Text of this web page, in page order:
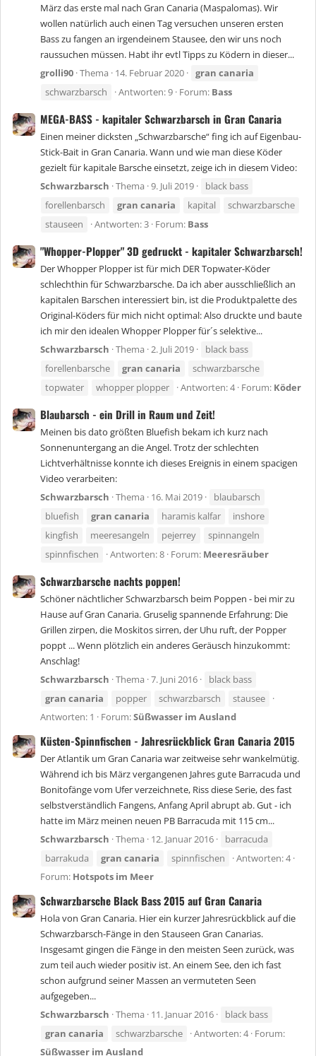
März das erste mal nach Gran Canaria (Maspalomas). Wir
wollen natürlich auch einen Tag versuchen unseren ersten
Bass zu fangen an irgendeinem Stausee, den wir uns noch
raussuchen müssen. Habt ihr evtl Tipps zu Ködern in dieser...
grolli90 Thema 14. Februar 2020 gran canaria
schwarzbarsch
Antworten: 9 Forum: Bass
MEGA-BASS - kapitaler Schwarzbarsch in Gran Canaria
Einen meiner dicksten „Schwarzbarsche“ fing ich auf Eigenbau-
Stick-Bait in Gran Canaria. Wann und wie man diese Köder
gezielt für kapitale Barsche einsetzt, zeige ich in diesem Video:
Schwarzbarsch Thema 9. Juli 2019
black bass
forellenbarsch
gran canaria kapital
schwarzbarsche
stauseen
Antworten: 3 Forum: Bass
"Whopper-Plopper" 3D gedruckt - kapitaler Schwarzbarsch!
Der Whopper Plopper ist für mich DER Topwater-Köder
schlechthin für Schwarzbarsche. Da ich aber ausschließlich an
kapitalen Barschen interessiert bin, ist die Produktpalette des
Original-Köders für mich nicht optimal: Also druckte und baute
ich mir den idealen Whopper Plopper für´s selektive...
Schwarzbarsch Thema 2. Juli 2019
black bass
forellenbarsche
gran canaria
schwarzbarsche
topwater
whopper plopper Antworten: 4 Forum: Köder
Blaubarsch - ein Drill in Raum und Zeit!
Meinen bis dato größten Bluefish bekam ich kurz nach
Sonnenuntergang an die Angel. Trotz der schlechten
Lichtverhältnisse konnte ich dieses Ereignis in einem spacigen
Video verarbeiten:
Schwarzbarsch Thema 16. Mai 2019
blaubarsch
bluefish
gran canaria haramis kalfar
inshore
kingfish
meeresangeln pejerrey
spinnangeln
spinnfischen
Antworten: 8 Forum: Meeresräuber
Schwarzbarsche nachts poppen!
Schöner nächtlicher Schwarzbarsch beim Poppen - bei mir zu
Hause auf Gran Canaria. Gruselig spannende Erfahrung: Die
Grillen zirpen, die Moskitos sirren, der Uhu ruft, der Popper
poppt ... Wenn plötzlich ein anderes Geräusch hinzukommt:
Anschlag!
Schwarzbarsch Thema 7. Juni 2016
black bass
gran canaria popper schwarzbarsch
stausee
Antworten: 1
Forum:Süßwasser im Ausland
Küsten-Spinnfischen - Jahresrückblick Gran Canaria 2015
Der Atlantik um Gran Canaria war zeitweise sehr wankelmütig.
Während ich bis März vergangenen Jahres gute Barracuda und
Bonitofänge vom Ufer verzeichnete, Riss diese Serie, des fast
selbstverständlich Fangens, Anfang April abrupt ab. Gut - ich
hatte im März meinen neuen PB Barracuda mit 115 cm...
Schwarzbarsch Thema 12. Januar 2016
barracuda
barrakuda
gran canaria spinnfischen
Antworten: 4
Forum: Hotspots im Meer
Schwarzbarsche Black Bass 2015 auf Gran Canaria
Hola von Gran Canaria. Hier ein kurzer Jahresrückblick auf die
Schwarzbarsch-Fänge in den Stauseen Gran Canarias.
Insgesamt gingen die Fänge in den meisten Seen zurück, was
zum teil auch wieder positiv ist. An einem See, den ich fast
schon aufgrund seiner Massen an vermuteten Seen
aufgegeben...
Schwarzbarsch Thema 11. Januar 2016
black bass
gran canaria schwarzbarsche Antworten: 4 Forum:
Süßwasser im Ausland